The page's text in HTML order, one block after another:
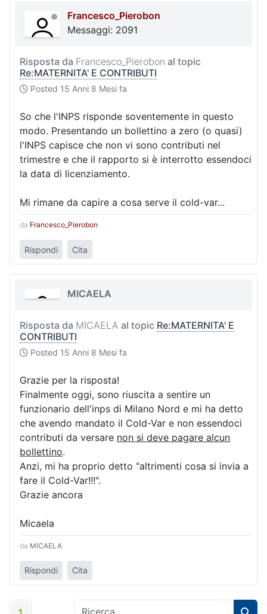
Francesco_Pierobon
Messaggi: 2091
Risposta da Francesco_Pierobon al topic
Re:MATERNITA' E CONTRIBUTI
Posted 15 Anni 8 Mesi fa
So che l'INPS risponde soventemente in questo
modo. Presentando un bollettino a zero (o quasi)
l'INPS capisce che non vi sono contributi nel
trimestre e che il rapporto si è interrotto essendoci
la data di licenziamento.
Mi rimane da capire a cosa serve il cold-var...
da Francesco_Pierobon
Rispondi Cita
MICAELA
Risposta da MICAELA al topic Re:MATERNITA' E
CONTRIBUTI
Posted 15 Anni 8 Mesi fa
Grazie per la risposta!
Finalmente oggi, sono riuscita a sentire un
funzionario dell'inps di Milano Nord e mi ha detto
che avendo mandato il Cold-Var e non essendoci
contributi da versare non si deve pagare alcun
bollettino.
Anzi, mi ha proprio detto "altrimenti cosa si invia a
fare il Cold-Var!!!".
Grazie ancora
Micaela
da MICAELA
Rispondi Cita
1